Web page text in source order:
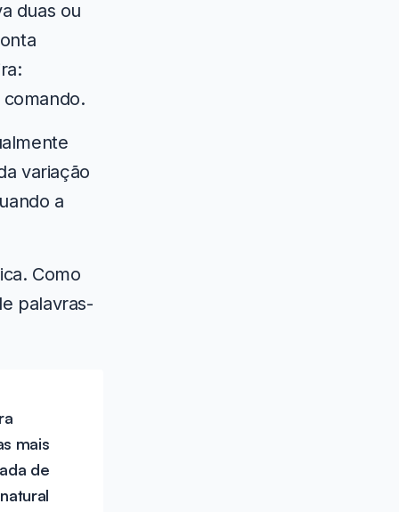
duas ou
variação
a
Como
palavras-
mais
de